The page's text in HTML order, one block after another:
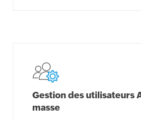
Gestion des utilisateurs
masse